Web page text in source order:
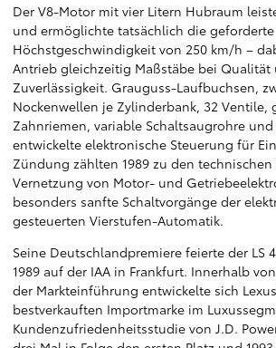
Der V8-Motor mit vier Litern Hubraum
und ermöglichte tatsächlich die geforderte
Höchstgeschwindigkeit von 250 km/h –
Antrieb gleichzeitig Maßstäbe bei Qualität
Zuverlässigkeit. Grauguss-Laufbuchsen,
Nockenwellen je Zylinderbank, 32 Ventile,
Zahnriemen, variable Schaltsaugrohre
entwickelte elektronische Steuerung für
Zündung zählten 1989 zu den
Vernetzung von Motor- und
besonders sanfte Schaltvorgänge der
gesteuerten Vierstufen-Automatik.
Seine Deutschlandpremiere feierte der LS
1989 auf der IAA in Frankfurt. Innerhalb
der Markteinführung entwickelte sich
bestverkauften Importmarke im
Kundenzufriedenheitsstudie von J.D.